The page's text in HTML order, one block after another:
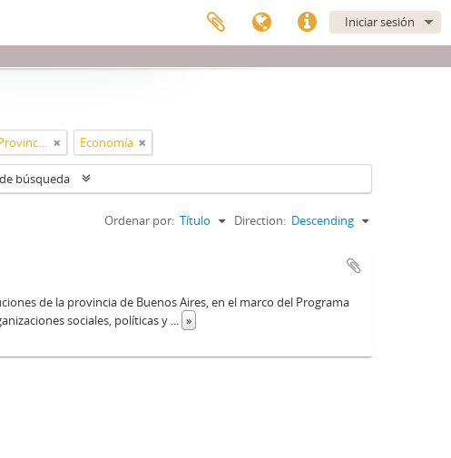
Iniciar sesión
Comisión por la Memoria de la Provincia de Buenos Aires Economía
búsqueda
Ordenar por: Título Direction: Descending
de la provincia de Buenos Aires, en el marco del Programa
sociales, políticas y ... »